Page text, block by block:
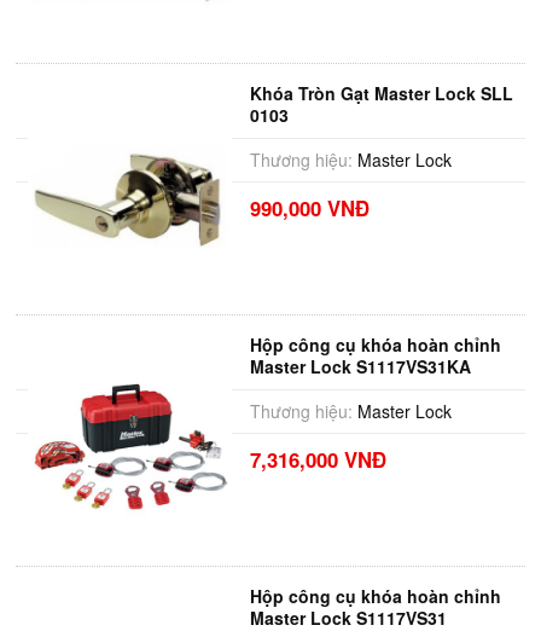
Khóa Tròn Gạt Master Lock SLL
0103
Thương hiệu: Master Lock
990,000 VNĐ
Hộp công cụ khóa hoàn chỉnh
Master Lock S1117VS31KA
Thương hiệu: Master Lock
7,316,000 VNĐ
Hộp công cụ khóa hoàn chỉnh
Master Lock S1117VS31